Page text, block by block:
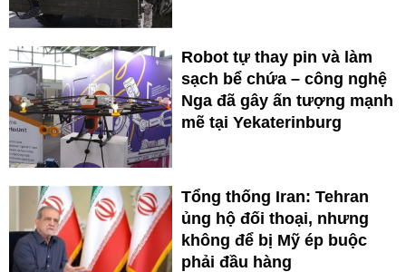
Robot tự thay pin và làm
sạch bể chứa – công nghệ
Nga đã gây ấn tượng mạnh
mẽ tại Yekaterinburg
Tổng thống Iran: Tehran
ủng hộ đối thoại, nhưng
không để bị Mỹ ép buộc
phải đầu hàng